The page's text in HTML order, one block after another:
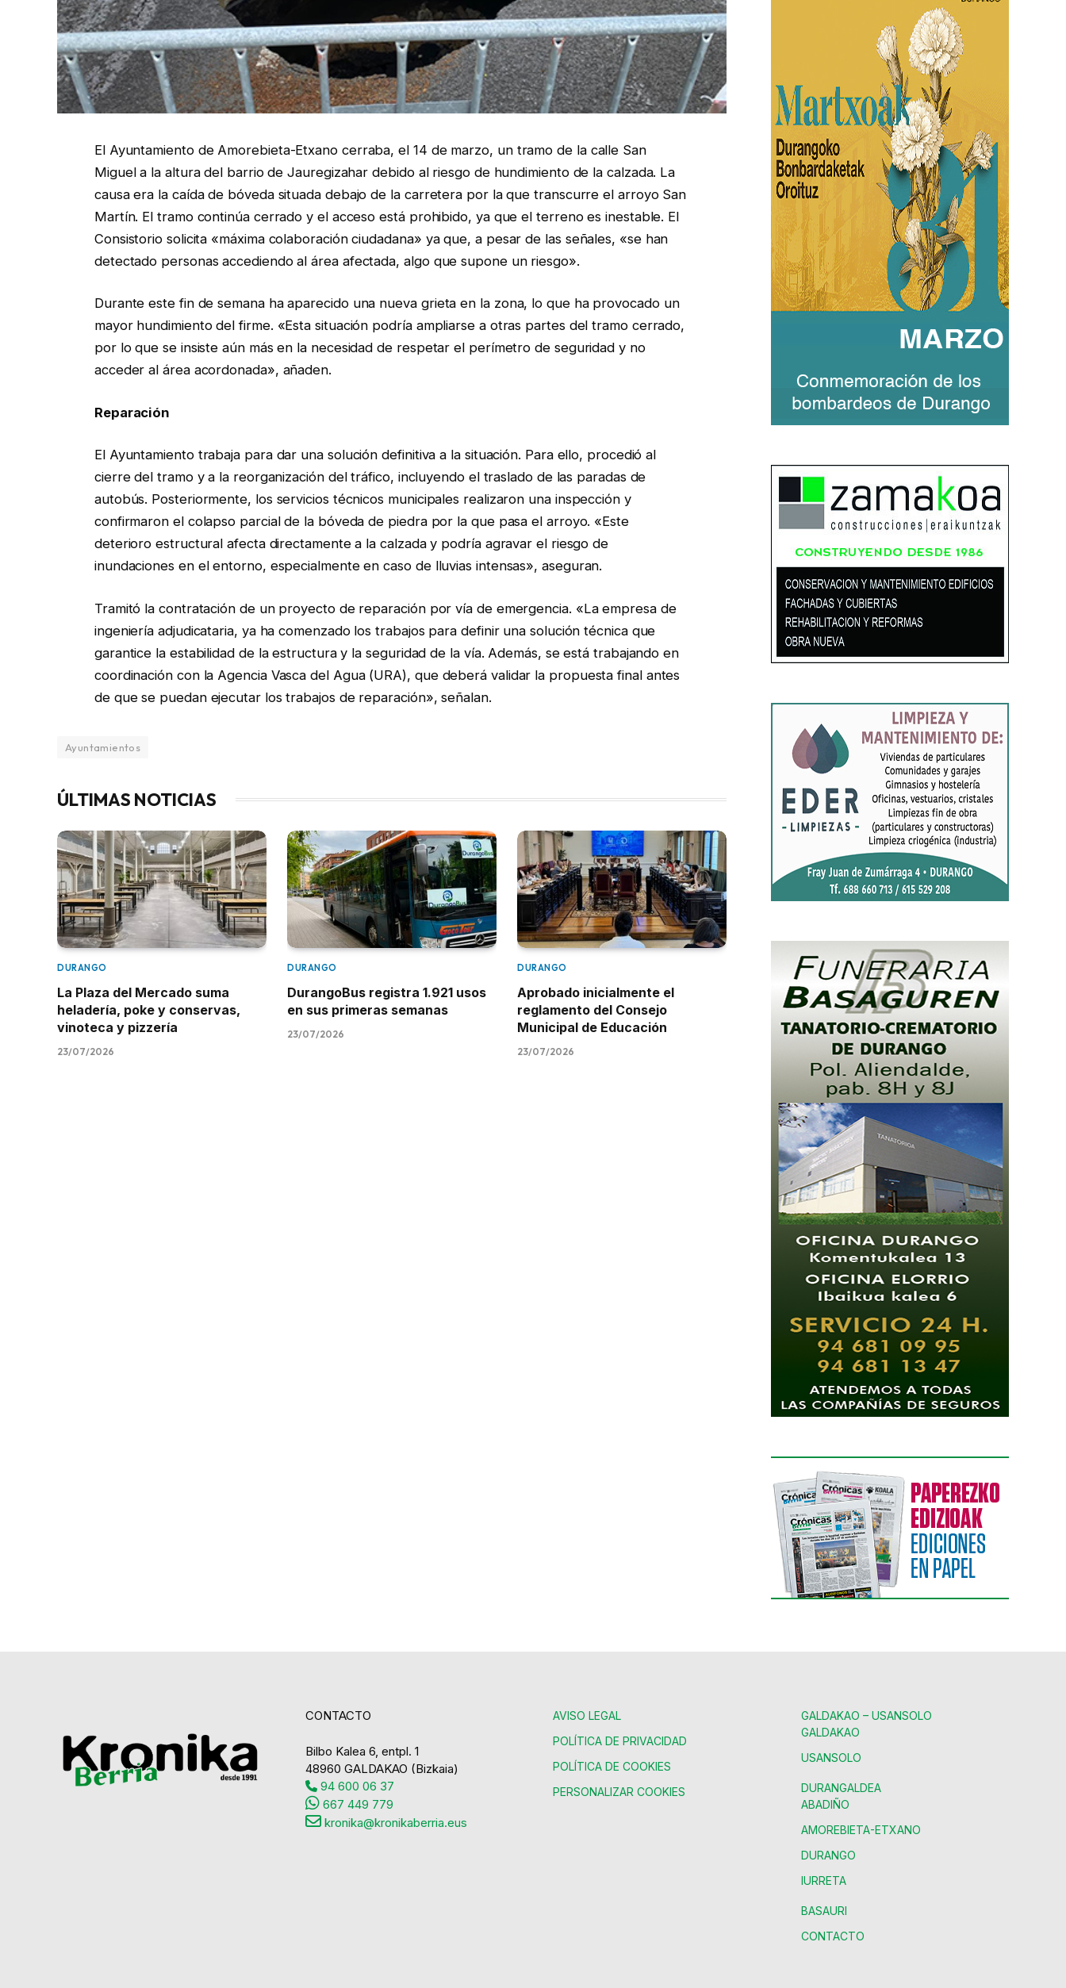
El Ayuntamiento de Amorebieta-Etxano cerraba, el 14 de marzo, un tramo de la calle San
Miguel a la altura del barrio de Jauregizahar debido al riesgo de hundimiento de la calzada. La
causa era la caída de bóveda situada debajo de la carretera por la que transcurre el arroyo San
Martín. El tramo continúa cerrado y el acceso está prohibido, ya que el terreno es inestable. El
Consistorio solicita «máxima colaboración ciudadana» ya que, a pesar de las señales, «se han
detectado personas accediendo al área afectada, algo que supone un riesgo».
Durante este fin de semana ha aparecido una nueva grieta en la zona, lo que ha provocado un
mayor hundimiento del firme. «Esta situación podría ampliarse a otras partes del tramo cerrado,
por lo que se insiste aún más en la necesidad de respetar el perímetro de seguridad y no
acceder al área acordonada», añaden.
Reparación
El Ayuntamiento trabaja para dar una solución definitiva a la situación. Para ello, procedió al
cierre del tramo y a la reorganización del tráfico, incluyendo el traslado de las paradas de
autobús. Posteriormente, los servicios técnicos municipales realizaron una inspección y
confirmaron el colapso parcial de la bóveda de piedra por la que pasa el arroyo. «Este
deterioro estructural afecta directamente a la calzada y podría agravar el riesgo de
inundaciones en el entorno, especialmente en caso de lluvias intensas», aseguran.
Tramitó la contratación de un proyecto de reparación por vía de emergencia. «La empresa de
ingeniería adjudicataria, ya ha comenzado los trabajos para definir una solución técnica que
garantice la estabilidad de la estructura y la seguridad de la vía. Además, se está trabajando en
coordinación con la Agencia Vasca del Agua (URA), que deberá validar la propuesta final antes
de que se puedan ejecutar los trabajos de reparación», señalan.
Ayuntamientos
ÚLTIMAS NOTICIAS
DURANGO
La Plaza del Mercado suma
heladería, poke y conservas,
vinoteca y pizzería
23/07/2026
DURANGO
DurangoBus registra 1.921 usos
en sus primeras semanas
23/07/2026
DURANGO
Aprobado inicialmente el
reglamento del Consejo
Municipal de Educación
23/07/2026
CONTACTO
Bilbo Kalea 6, entpl. 1
48960 GALDAKAO (Bizkaia)
94 600 06 37
667 449 779
kronika@kronikaberria.eus
AVISO LEGAL
POLÍTICA DE PRIVACIDAD
POLÍTICA DE COOKIES
PERSONALIZAR COOKIES
GALDAKAO – USANSOLO
GALDAKAO
USANSOLO
DURANGALDEA
ABADIÑO
AMOREBIETA-ETXANO
DURANGO
IURRETA
BASAURI
CONTACTO